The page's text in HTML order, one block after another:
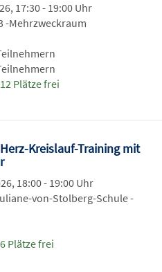
17:30 - 19:00 Uhr
-Mehrzweckraum
Plätze frei
Kreislauf-Training mit
18:00 - 19:00 Uhr
von-Stolberg-Schule -
Plätze frei